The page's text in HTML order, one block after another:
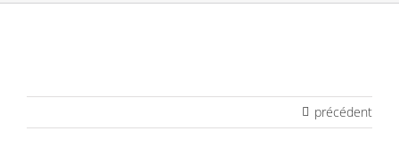
précédent